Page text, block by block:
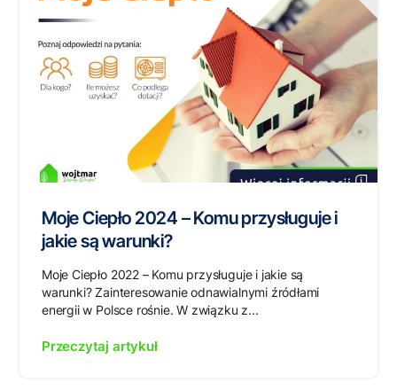
Moje Ciepło 2024 – Komu przysługuje i
jakie są warunki?
Moje Ciepło 2022 – Komu przysługuje i jakie są
warunki? Zainteresowanie odnawialnymi źródłami
energii w Polsce rośnie. W związku z...
Przeczytaj artykuł